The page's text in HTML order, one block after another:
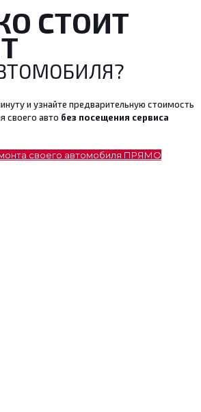
СТОИТ
и узнайте предварительную стоимость
своего авто без посещения сервиса
своего автомобиля ПРЯМО